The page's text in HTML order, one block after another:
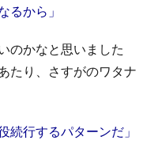
るから」
のかなと思いました
たり、さすがのワタナ
続行するパターンだ」